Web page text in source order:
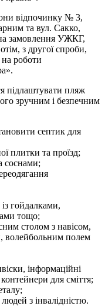
відпочинку № 3,
та вул. Сакко,
замовлення УЖКГ,
з другої спроби,
на роботи
підлаштувати пляж
зручним і безпечним
септик для
плитки та проїзд;
соснами;
гойдалками,
тощо;
столом з навісом,
волейбольним полем
інформаційні
для сміття;
з інвалідністю.